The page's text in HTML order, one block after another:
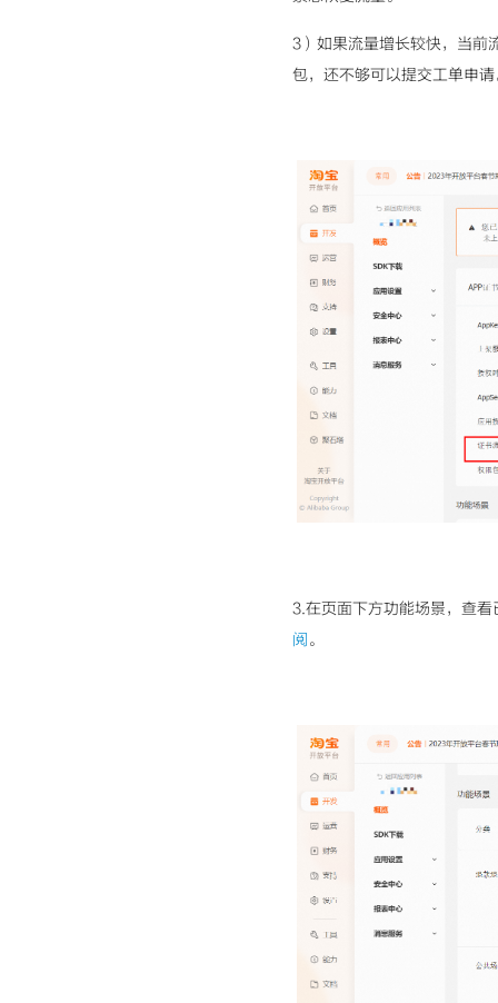
3）如果流量增长较快，当前
包，还不够可以提交工单申请
3.在页面下方功能场景，查
阅 。